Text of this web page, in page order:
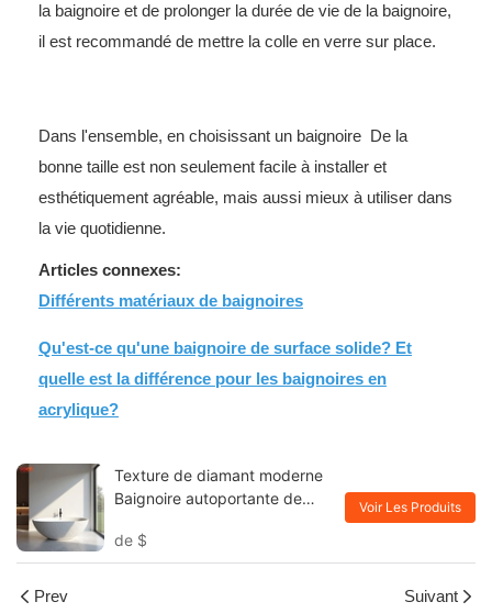
la baignoire et de prolonger la durée de vie de la baignoire,
il est recommandé de mettre la colle en verre sur place.
Dans l'ensemble, en choisissant un baignoire De la
bonne taille est non seulement facile à installer et
esthétiquement agréable, mais aussi mieux à utiliser dans
la vie quotidienne.
Articles connexes:
Différents matériaux de baignoires
Qu'est-ce qu'une baignoire de surface solide? Et
quelle est la différence pour les baignoires en
acrylique?
Texture de diamant moderne
Baignoire autoportante de
de $
Voir Les Produits
Prev Suivant